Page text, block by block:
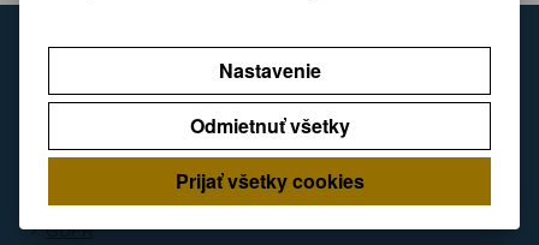
Zákaznícky servís
Kontakt
Obchodné podmienky
Reklamačné podmienky
GDPR
Nastavenie
Odmietnuť všetky
Prijať všetky cookies